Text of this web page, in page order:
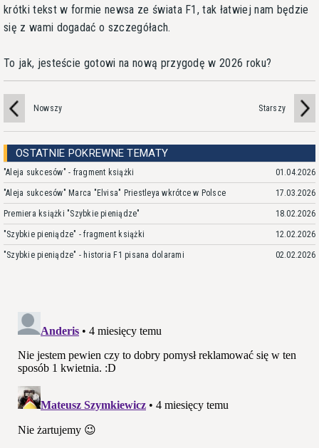
krótki tekst w formie newsa ze świata F1, tak łatwiej nam będzie
się z wami dogadać o szczegółach.
To jak, jesteście gotowi na nową przygodę w 2026 roku?
Nowszy Starszy
OSTATNIE POKREWNE TEMATY
"Aleja sukcesów" - fragment książki 01.04.2026
"Aleja sukcesów" Marca "Elvisa" Priestleya wkrótce w Polsce 17.03.2026
Premiera książki "Szybkie pieniądze" 18.02.2026
"Szybkie pieniądze" - fragment książki 12.02.2026
"Szybkie pieniądze" - historia F1 pisana dolarami 02.02.2026